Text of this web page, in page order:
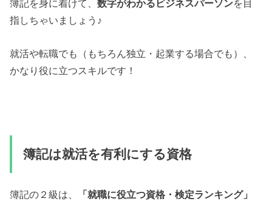
簿記を身に着けて、数字がわかるビジネスパーソンを目
指しちゃいましょう♪
就活や転職でも（もちろん独立・起業する場合でも）、
かなり役に立つスキルです！
簿記は就活を有利にする資格
簿記の２級は、
「就職に役立つ資格・検定ランキング」